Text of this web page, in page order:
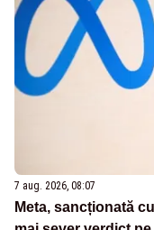
7 aug. 2026, 08:07
Meta, sancționată